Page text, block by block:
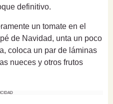
definitivo.
un tomate en el
de Navidad, unta un poco
coloca un par de láminas
nueces y otros frutos